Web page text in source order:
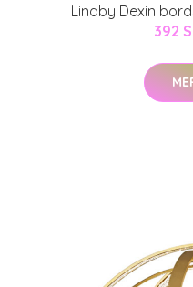
Lindby Dexin
392